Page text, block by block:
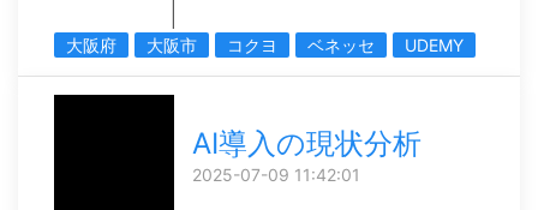
大阪府 大阪市 コクヨ ベネッセ UDEMY
AI導入の現状分析
2025-07-09 11:42:01